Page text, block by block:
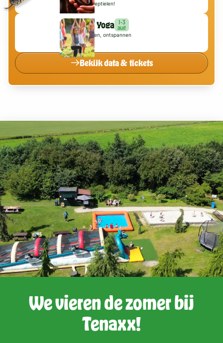
fascinerende reptielen!
Zumba & Yoga 1-3
aug
Heerlijk bewegen, ontspannen
en genieten
Bekijk data & tickets
We vieren de zomer bij
Tenaxx!